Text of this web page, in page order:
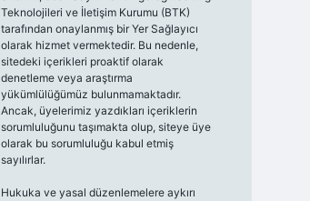
Teknolojileri ve İletişim Kurumu (BTK)
tarafından onaylanmış bir Yer Sağlayıcı
olarak hizmet vermektedir. Bu nedenle,
sitedeki içerikleri proaktif olarak
denetleme veya araştırma
yükümlülüğümüz bulunmamaktadır.
Ancak, üyelerimiz yazdıkları içeriklerin
sorumluluğunu taşımakta olup, siteye üye
olarak bu sorumluluğu kabul etmiş
sayılırlar.
Hukuka ve yasal düzenlemelere aykırı